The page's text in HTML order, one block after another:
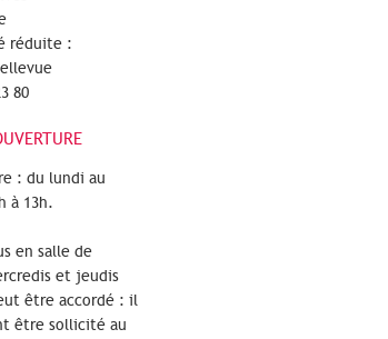
réduite :
80
: du lundi au
à 13h.
en salle de
et jeudis
être accordé : il
être sollicité au